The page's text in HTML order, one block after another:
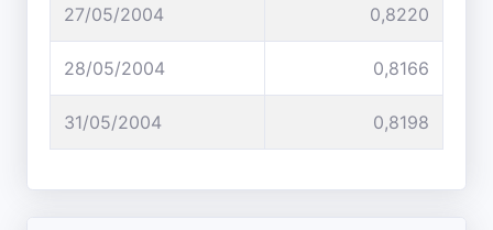
27/05/2004 0,8220
28/05/2004 0,8166
31/05/2004 0,8198